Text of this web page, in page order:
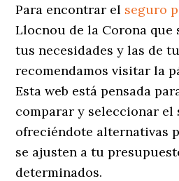
Para encontrar el seguro
Llocnou de la Corona que
tus necesidades y las de
recomendamos visitar la
Esta web está pensada
comparar y seleccionar el
ofreciéndote alternativas
se ajusten a tu
determinados.